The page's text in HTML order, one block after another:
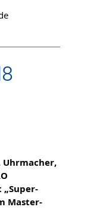
Master-